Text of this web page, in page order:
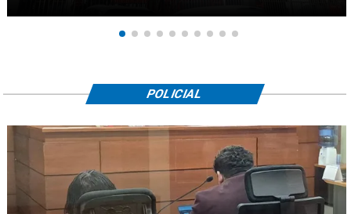
POLICIAL